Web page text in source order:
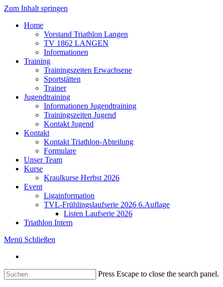
Zum Inhalt springen
Home
Vorstand Triathlon Langen
TV 1862 LANGEN
Informationen
Training
Trainingszeiten Erwachsene
Sportstätten
Trainer
Jugendtraining
Informationen Jugendtraining
Trainingszeiten Jugend
Kontakt Jugend
Kontakt
Kontakt Triathlon-Abteilung
Formulare
Unser Team
Kurse
Kraulkurse Herbst 2026
Event
Ligainformation
TVL-Frühlingslaufserie 2026 6.Auflage
Listen Laufserie 2026
Triathlon Intern
Menü Schließen
Press Escape to close the search panel.